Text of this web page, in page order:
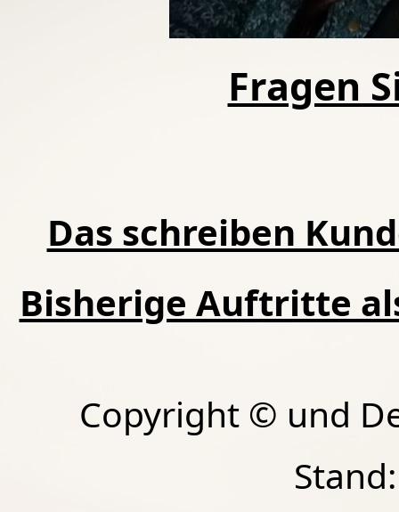
Fragen
Das schreiben
Bisherige Auftritte
Copyright © und